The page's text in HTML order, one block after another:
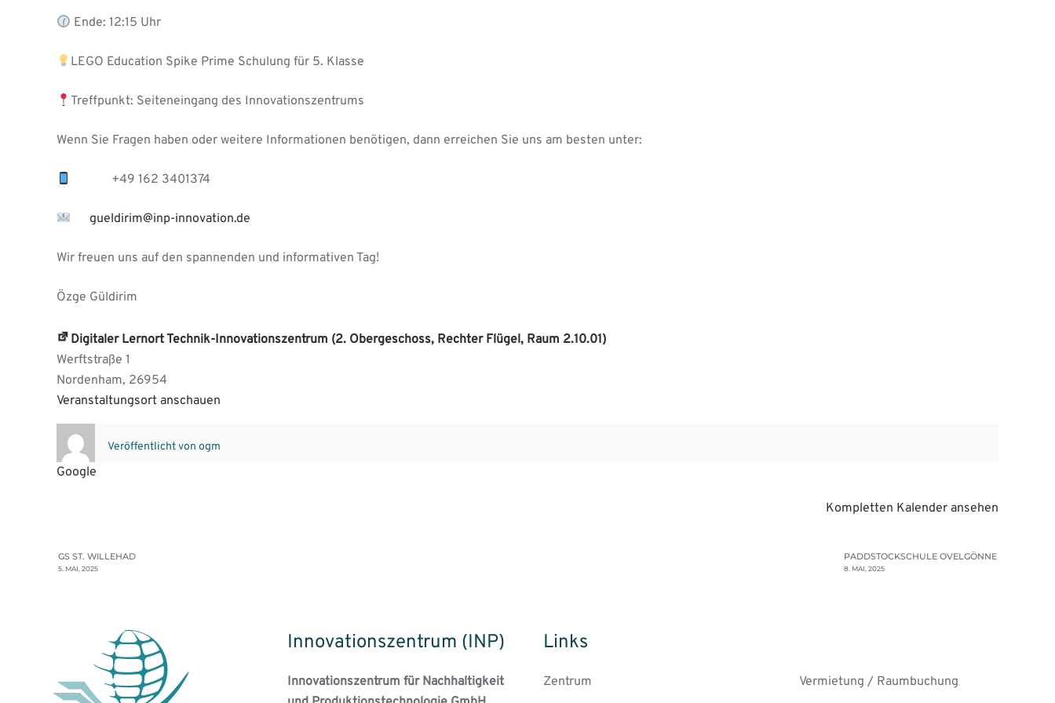
Ende: 12:15 Uhr
LEGO Education Spike Prime Schulung für 5. Klasse
Treffpunkt: Seiteneingang des Innovationszentrums
Wenn Sie Fragen haben oder weitere Informationen benötigen, dann erreichen Sie uns am besten unter:
+49 162 3401374
gueldirim@inp-innovation.de
Wir freuen uns auf den spannenden und informativen Tag!
Özge Güldirim
Digitaler Lernort Technik-Innovationszentrum (2. Obergeschoss, Rechter Flügel, Raum 2.10.01)
Werftstraße 1
Nordenham, 26954
Veranstaltungsort anschauen
Veröffentlicht von ogm
Google
Kompletten Kalender ansehen
GS ST. WILLEHAD
5. MAI, 2025
PADDSTOCKSCHULE OVELGÖNNE
8. MAI, 2025
Innovationszentrum (INP)
Innovationszentrum für Nachhaltigkeit
Links
Zentrum
Vermietung / Raumbuchung